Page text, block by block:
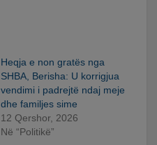
Heqja e non gratës nga
SHBA, Berisha: U korrigjua
vendimi i padrejtë ndaj meje
dhe familjes sime
12 Qershor, 2026
Në “Politikë”